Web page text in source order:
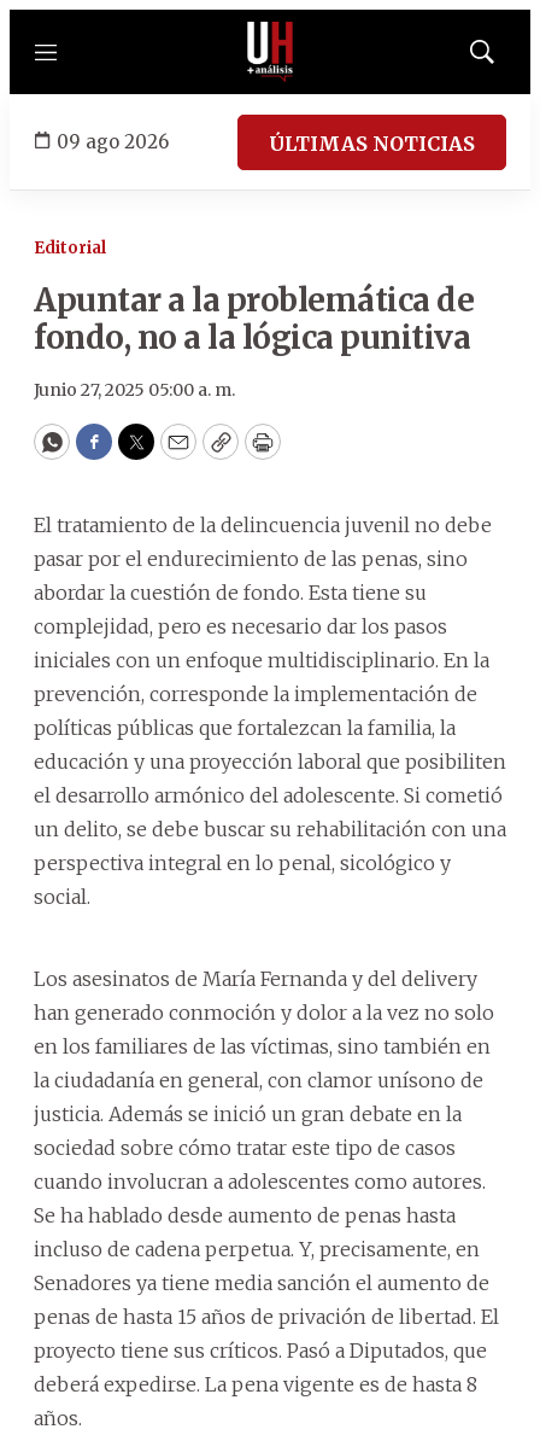
Menú
Mostrar
09 ago 2026 ÚLTIMAS NOTICIAS
Editorial
Apuntar a la problemática de
fondo, no a la lógica punitiva
Junio 27, 2025 05:00 a. m.
WhatsApp
Facebook
Twitter
EmailCopyPrint
El tratamiento de la delincuencia juvenil no debe
pasar por el endurecimiento de las penas, sino
abordar la cuestión de fondo. Esta tiene su
complejidad, pero es necesario dar los pasos
iniciales con un enfoque multidisciplinario. En la
prevención, corresponde la implementación de
políticas públicas que fortalezcan la familia, la
educación y una proyección laboral que posibiliten
el desarrollo armónico del adolescente. Si cometió
un delito, se debe buscar su rehabilitación con una
perspectiva integral en lo penal, sicológico y
social.
Los asesinatos de María Fernanda y del delivery
han generado conmoción y dolor a la vez no solo
en los familiares de las víctimas, sino también en
la ciudadanía en general, con clamor unísono de
justicia. Además se inició un gran debate en la
sociedad sobre cómo tratar este tipo de casos
cuando involucran a adolescentes como autores.
Se ha hablado desde aumento de penas hasta
incluso de cadena perpetua. Y, precisamente, en
Senadores ya tiene media sanción el aumento de
penas de hasta 15 años de privación de libertad. El
proyecto tiene sus críticos. Pasó a Diputados, que
deberá expedirse. La pena vigente es de hasta 8
años.